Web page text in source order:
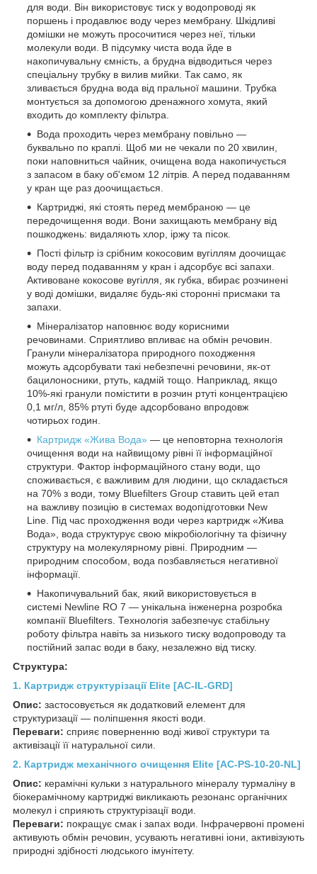
для води. Він використовує тиск у водопроводі як
поршень і продавлює воду через мембрану. Шкідливі
домішки не можуть просочитися через неї, тільки
молекули води. В підсумку чиста вода йде в
накопичувальну ємність, а брудна відводиться через
спеціальну трубку в вилив мийки. Так само, як
зливається брудна вода від пральної машини. Трубка
монтується за допомогою дренажного хомута, який
входить до комплекту фільтра.
Вода проходить через мембрану повільно —
буквально по краплі. Щоб ми не чекали по 20 хвилин,
поки наповниться чайник, очищена вода накопичується
з запасом в баку об'ємом 12 літрів. А перед подаванням
у кран ще раз доочищається.
Картриджі, які стоять перед мембраною — це
передочищення води. Вони захищають мембрану від
пошкоджень: видаляють хлор, іржу та пісок.
Пості фільтр із срібним кокосовим вугіллям доочищає
воду перед подаванням у кран і адсорбує всі запахи.
Активоване кокосове вугілля, як губка, вбирає розчинені
у воді домішки, видаляє будь-які сторонні присмаки та
запахи.
Мінералізатор наповнює воду корисними
речовинами. Сприятливо впливає на обмін речовин.
Гранули мінералізатора природного походження
можуть адсорбувати такі небезпечні речовини, як-от
бацилоносники, ртуть, кадмій тощо. Наприклад, якщо
10%-які гранули помістити в розчин ртуті концентрацією
0,1 мг/л, 85% ртуті буде адсорбовано впродовж
чотирьох годин.
Картридж «Жива Вода» — це неповторна технологія
очищення води на найвищому рівні її інформаційної
структури. Фактор інформаційного стану води, що
споживається, є важливим для людини, що складається
на 70% з води, тому Bluefilters Group ставить цей етап
на важливу позицію в системах водопідготовки New
Line. Під час проходження води через картридж «Жива
Вода», вода структурує свою мікробіологічну та фізичну
структуру на молекулярному рівні. Природним —
природним способом, вода позбавляється негативної
інформації.
Накопичувальний бак, який використовується в
системі Newline RO 7 — унікальна інженерна розробка
компанії Bluefilters. Технологія забезпечує стабільну
роботу фільтра навіть за низького тиску водопроводу та
постійний запас води в баку, незалежно від тиску.
Структура:
1. Картридж структурізації Elite [AC-IL-GRD]
Опис: застосовується як додатковий елемент для
структуризації — поліпшення якості води.
Переваги: сприяє поверненню воді живої структури та
активізації її натуральної сили.
2. Картридж механічного очищення Elite [AC-PS-10-20-NL]
Опис: керамічні кульки з натурального мінералу турмаліну в
біокерамічному картриджі викликають резонанс органічних
молекул і сприяють структурізації води.
Переваги: покращує смак і запах води. Інфрачервоні промені
активують обмін речовин, усувають негативні іони, активізують
природні здібності людського імунітету.